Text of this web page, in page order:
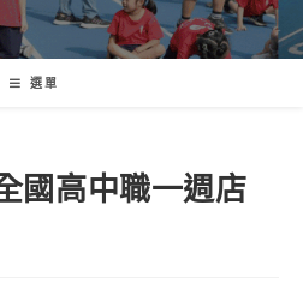
選單
國高中職一週店